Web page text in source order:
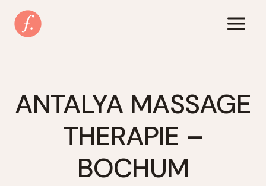
Inhalt
springen
ANTALYA MASSAGE
THERAPIE –
BOCHUM